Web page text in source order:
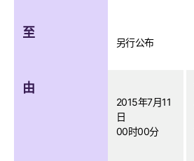
至
另行公布
由
2015年7月11
日
00时00分